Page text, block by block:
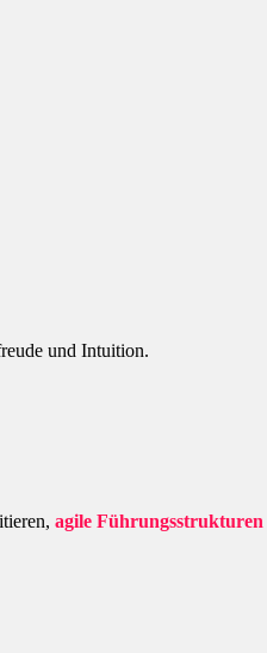
und Intuition.
agile Führungsstrukturen